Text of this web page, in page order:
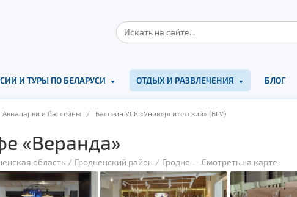
И ТУРЫ ПО БЕЛАРУСИ ОТДЫХ И РАЗВЛЕЧЕНИЯ БЛОГ
Аквапарки и бассейны / Бассейн УСК «Университетский» (БГУ)
«Веранда»
область Гродненский район Гродно — Смотреть на карте